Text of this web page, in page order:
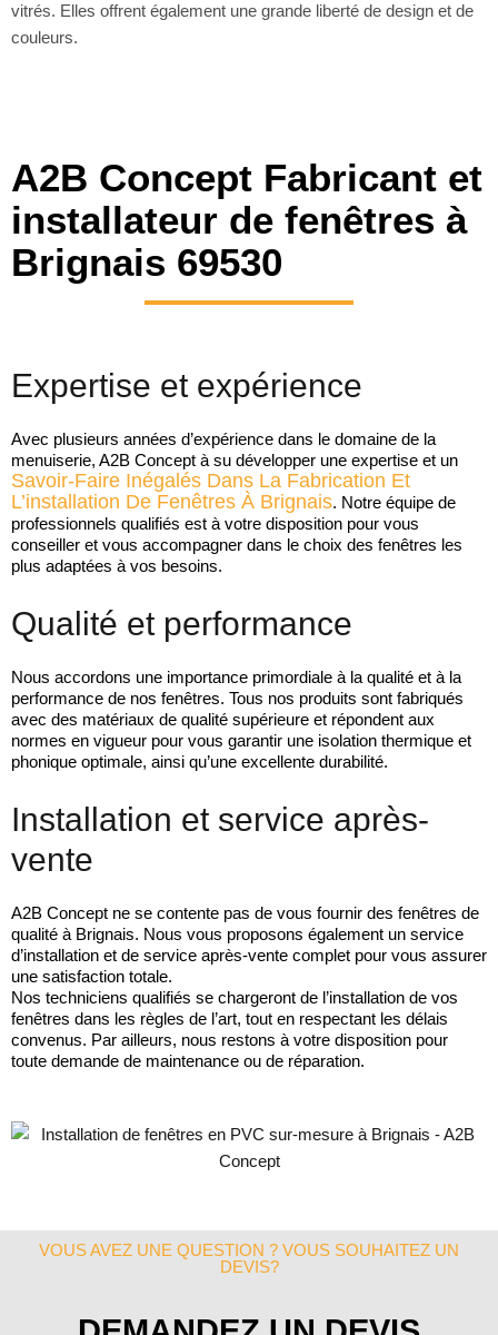
vitrés. Elles offrent également une grande liberté de design et de
couleurs.
A2B Concept Fabricant et
installateur de fenêtres à
Brignais 69530
Expertise et expérience
Avec plusieurs années d’expérience dans le domaine de la
menuiserie, A2B Concept à su développer une expertise et un
Savoir-Faire Inégalés Dans La Fabrication Et
L’installation De Fenêtres À Brignais. Notre équipe de
professionnels qualifiés est à votre disposition pour vous
conseiller et vous accompagner dans le choix des fenêtres les
plus adaptées à vos besoins.
Qualité et performance
Nous accordons une importance primordiale à la qualité et à la
performance de nos fenêtres. Tous nos produits sont fabriqués
avec des matériaux de qualité supérieure et répondent aux
normes en vigueur pour vous garantir une isolation thermique et
phonique optimale, ainsi qu’une excellente durabilité.
Installation et service après-
vente
A2B Concept ne se contente pas de vous fournir des fenêtres de
qualité à Brignais. Nous vous proposons également un service
d’installation et de service après-vente complet pour vous assurer
une satisfaction totale.
Nos techniciens qualifiés se chargeront de l’installation de vos
fenêtres dans les règles de l’art, tout en respectant les délais
convenus. Par ailleurs, nous restons à votre disposition pour
toute demande de maintenance ou de réparation.
VOUS AVEZ UNE QUESTION ? VOUS SOUHAITEZ UN
DEVIS?